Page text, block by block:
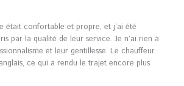
était confortable et propre, et j’ai été
par la qualité de leur service. Je n’ai rien à
et leur gentillesse. Le chauffeur
ce qui a rendu le trajet encore plus